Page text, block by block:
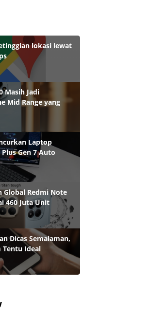
lokasi lewat
Masih Jadi
Mid Range yang
Laptop
Gen 7 Auto
Global Redmi Note
460 Juta Unit
Dicas Semalaman,
Tentu Ideal